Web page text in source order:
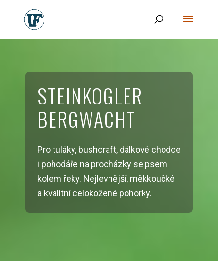
STEINKOGLER
BERGWACHT
Pro tuláky, bushcraft, dálkové chodce
i pohodáře na procházky se psem
kolem řeky. Nejlevnější, měkkoučké
a kvalitní celokožené pohorky.